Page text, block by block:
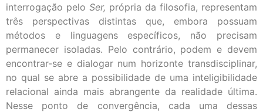
interrogação pelo Ser, própria da filosofia, representam
três perspectivas distintas que, embora possuam
métodos e linguagens específicos, não precisam
permanecer isoladas. Pelo contrário, podem e devem
encontrar-se e dialogar num horizonte transdisciplinar,
no qual se abre a possibilidade de uma inteligibilidade
relacional ainda mais abrangente da realidade última.
Nesse ponto de convergência, cada uma dessas